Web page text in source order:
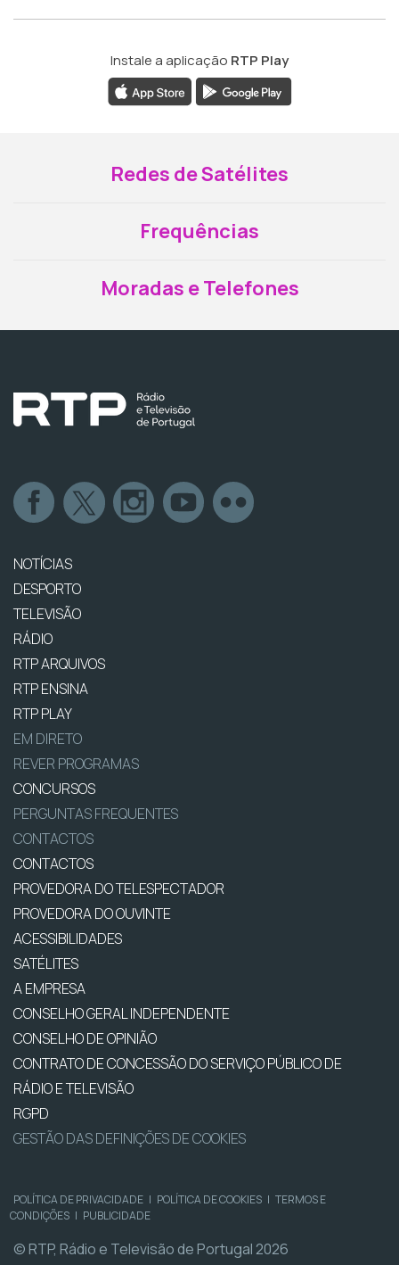
Instale a aplicação RTP Play
Redes de Satélites
Frequências
Moradas e Telefones
NOTÍCIAS
DESPORTO
TELEVISÃO
RÁDIO
RTP ARQUIVOS
RTP ENSINA
RTP PLAY
EM DIRETO
REVER PROGRAMAS
CONCURSOS
PERGUNTAS FREQUENTES
CONTACTOS
CONTACTOS
PROVEDORA DO TELESPECTADOR
PROVEDORA DO OUVINTE
ACESSIBILIDADES
SATÉLITES
A EMPRESA
CONSELHO GERAL INDEPENDENTE
CONSELHO DE OPINIÃO
CONTRATO DE CONCESSÃO DO SERVIÇO PÚBLICO DE
RÁDIO E TELEVISÃO
RGPD
GESTÃO DAS DEFINIÇÕES DE COOKIES
POLÍTICA DE PRIVACIDADE | POLÍTICA DE COOKIES | TERMOS E
CONDIÇÕES | PUBLICIDADE
© RTP, Rádio e Televisão de Portugal 2026